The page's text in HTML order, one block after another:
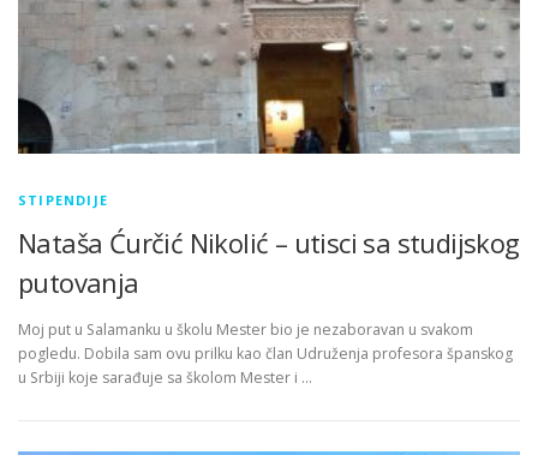
STIPENDIJE
Nataša Ćurčić Nikolić – utisci sa studijskog
putovanja
Moj put u Salamanku u školu Mester bio je nezaboravan u svakom
pogledu. Dobila sam ovu prilku kao član Udruženja profesora španskog
u Srbiji koje sarađuje sa školom Mester i …